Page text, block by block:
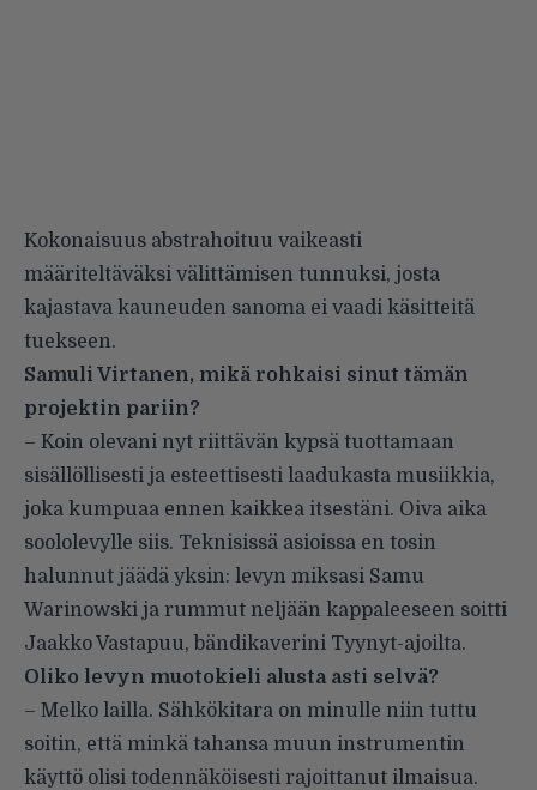
Kokonaisuus abstrahoituu vaikeasti
määriteltäväksi välittämisen tunnuksi, josta
kajastava kauneuden sanoma ei vaadi käsitteitä
tuekseen.
Samuli Virtanen, mikä rohkaisi sinut tämän
projektin pariin?
– Koin olevani nyt riittävän kypsä tuottamaan
sisällöllisesti ja esteettisesti laadukasta musiikkia,
joka kumpuaa ennen kaikkea itsestäni. Oiva aika
soololevylle siis. Teknisissä asioissa en tosin
halunnut jäädä yksin: levyn miksasi Samu
Warinowski ja rummut neljään kappaleeseen soitti
Jaakko Vastapuu, bändikaverini Tyynyt-ajoilta.
Oliko levyn muotokieli alusta asti selvä?
– Melko lailla. Sähkökitara on minulle niin tuttu
soitin, että minkä tahansa muun instrumentin
käyttö olisi todennäköisesti rajoittanut ilmaisua.